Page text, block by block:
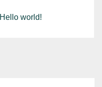
Hello world!